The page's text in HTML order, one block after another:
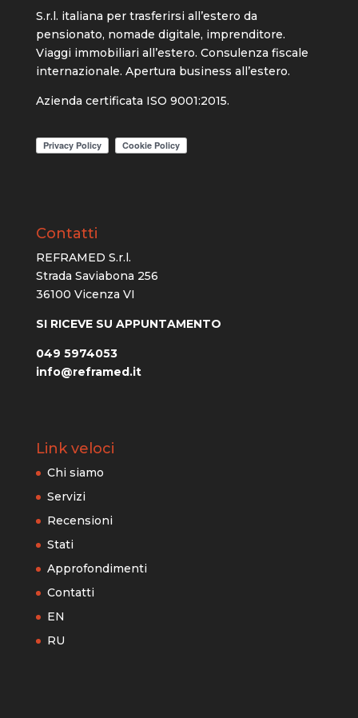
S.r.l. italiana per trasferirsi all’estero da
pensionato, nomade digitale, imprenditore.
Viaggi immobiliari all’estero. Consulenza fiscale
internazionale. Apertura business all’estero.
Azienda certificata ISO 9001:2015.
Contatti
REFRAMED S.r.l.
Strada Saviabona 256
36100 Vicenza VI
SI RICEVE SU APPUNTAMENTO
049 5974053
info@reframed.it
Link veloci
Chi siamo
Servizi
Recensioni
Stati
Approfondimenti
Contatti
EN
RU